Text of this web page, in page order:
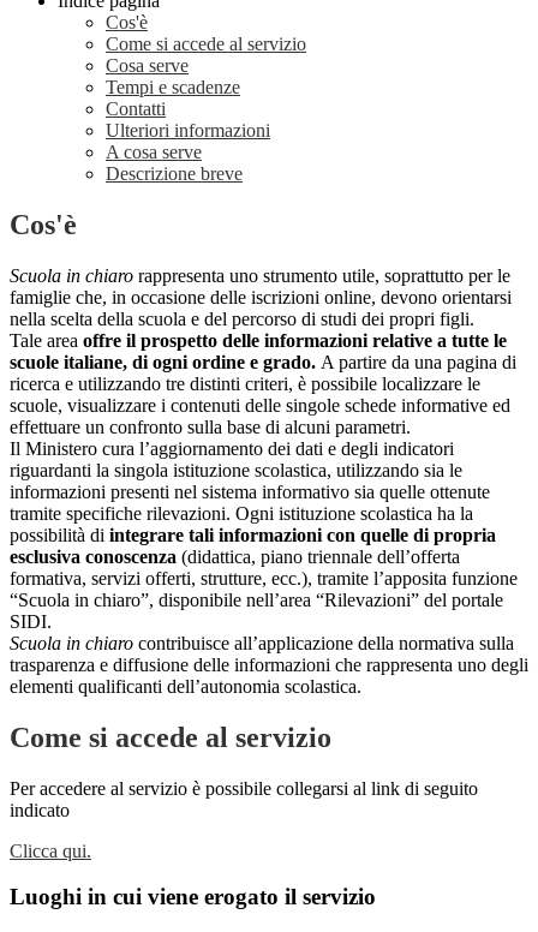
Cos'è
Come si accede al servizio
Cosa serve
Tempi e scadenze
Contatti
Ulteriori informazioni
A cosa serve
Descrizione breve
Cos'è
Scuola in chiaro rappresenta uno strumento utile, soprattutto per le
famiglie che, in occasione delle iscrizioni online, devono orientarsi
nella scelta della scuola e del percorso di studi dei propri figli.
Tale area offre il prospetto delle informazioni relative a tutte le
scuole italiane, di ogni ordine e grado. A partire da una pagina di
ricerca e utilizzando tre distinti criteri, è possibile localizzare le
scuole, visualizzare i contenuti delle singole schede informative ed
effettuare un confronto sulla base di alcuni parametri.
Il Ministero cura l’aggiornamento dei dati e degli indicatori
riguardanti la singola istituzione scolastica, utilizzando sia le
informazioni presenti nel sistema informativo sia quelle ottenute
tramite specifiche rilevazioni. Ogni istituzione scolastica ha la
possibilità di integrare tali informazioni con quelle di propria
esclusiva conoscenza (didattica, piano triennale dell’offerta
formativa, servizi offerti, strutture, ecc.), tramite l’apposita funzione
“Scuola in chiaro”, disponibile nell’area “Rilevazioni” del portale
SIDI.
Scuola in chiaro contribuisce all’applicazione della normativa sulla
trasparenza e diffusione delle informazioni che rappresenta uno degli
elementi qualificanti dell’autonomia scolastica.
Come si accede al servizio
Per accedere al servizio è possibile collegarsi al link di seguito
indicato
Clicca qui.
Luoghi in cui viene erogato il servizio